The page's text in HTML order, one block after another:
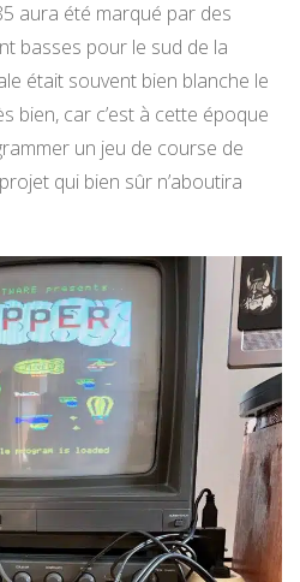
aura été marqué par des
basses pour le sud de la
était souvent bien blanche le
bien, car c’est à cette époque
un jeu de course de
qui bien sûr n’aboutira